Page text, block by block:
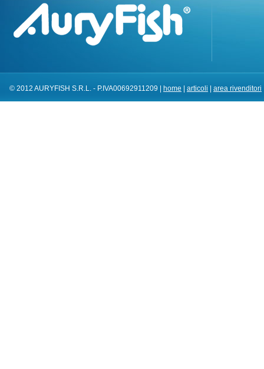
© 2012 AURYFISH S.R.L. - P.IVA00692911209 | home articoli area rivenditori